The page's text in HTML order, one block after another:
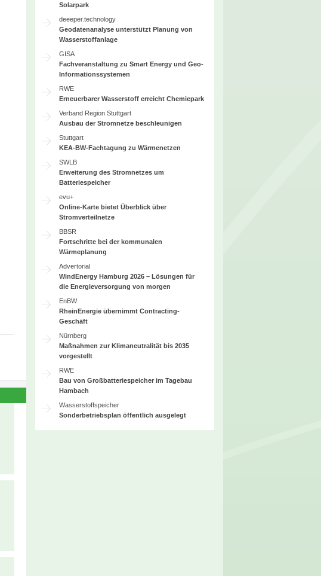
Solarpark
deeeper.technology
Geodatenanalyse unterstützt Planung von
Wasserstoffanlage
GISA
Fachveranstaltung zu Smart Energy und Geo-
Informationssystemen
RWE
Erneuerbarer Wasserstoff erreicht Chemiepark
Verband Region Stuttgart
Ausbau der Stromnetze beschleunigen
Stuttgart
KEA-BW-Fachtagung zu Wärmenetzen
SWLB
Erweiterung des Stromnetzes um
Batteriespeicher
evu+
Online-Karte bietet Überblick über
Stromverteilnetze
BBSR
Fortschritte bei der kommunalen
Wärmeplanung
Advertorial
WindEnergy Hamburg 2026 – Lösungen für
die Energieversorgung von morgen
EnBW
RheinEnergie übernimmt Contracting-
Geschäft
Nürnberg
Maßnahmen zur Klimaneutralität bis 2035
vorgestellt
RWE
Bau von Großbatteriespeicher im Tagebau
Hambach
Wasserstoffspeicher
Sonderbetriebsplan öffentlich ausgelegt